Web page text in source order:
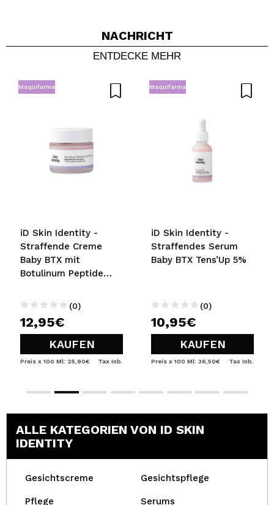
Durch die Erstellung eines Kontos bei Maquillalia.de
können Sie Ihre Einkäufe schnell tätigen, den Status Ihrer
einsehen.
BENUTZERKONTO ERSTELLEN
NACHRICHT
ENTDECKE MEHR
Maquifarma
iD Skin Identity -
Straffende Creme
Baby BTX mit
Botulinum Peptide
(0)
12,95€
KAUFEN
Preis x 100 Ml: 25,90€ Tax Inb.
Maquifarma
iD Skin Identity -
Straffendes Serum
Baby BTX Tens’Up 5%
(0)
10,95€
KAUFEN
Preis x 100 Ml: 36,50€ Tax Inb.
ALLE KATEGORIEN VON ID SKIN
IDENTITY
Gesichtscreme Gesichtspflege
Pflege Serums